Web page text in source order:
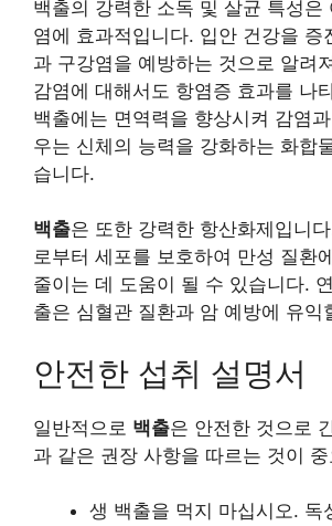
백출의 강력한 소독 및 살균 특성은
염에 효과적입니다. 입안 건강을 증
과 구강염을 예방하는 것으로 알려
감염에 대해서도 항염증 효과를 나
백출에는 면역력을 향상시켜 감염
우는 신체의 능력을 강화하는 화합
습니다.
백출은 또한 강력한 항산화제입니
로부터 세포를 보호하여 만성 질환
줄이는 데 도움이 될 수 있습니다.
출은 심혈관 질환과 암 예방에 유익
안전한 섭취 설명서
일반적으로 백출은 안전한 것으로
과 같은 권장 사항을 따르는 것이
생 백출을 먹지 마십시오. 독